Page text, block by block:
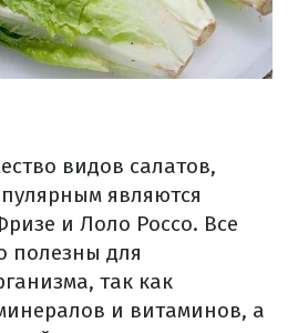
видов салатов,
являются
и Лоло Россо. Все
полезны для
так как
и витаминов, а